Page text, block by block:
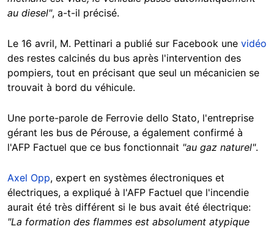
au diesel", a-t-il précisé.
Le 16 avril, M. Pettinari a publié sur Facebook une vidéo
des restes calcinés du bus après l'intervention des
pompiers, tout en précisant que seul un mécanicien se
trouvait à bord du véhicule.
Une porte-parole de Ferrovie dello Stato, l'entreprise
gérant les bus de Pérouse, a également confirmé à
l'AFP Factuel que ce bus fonctionnait "au gaz naturel".
Axel Opp, expert en systèmes électroniques et
électriques, a expliqué à l'AFP Factuel que l'incendie
aurait été très différent si le bus avait été électrique:
"La formation des flammes est absolument atypique